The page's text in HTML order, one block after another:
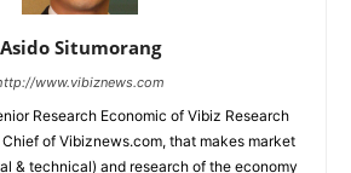
Asido Situmorang
www.vibiznews.com
Research Economic of Vibiz Research
of Vibiznews.com, that makes market
& technical) and research of the economy